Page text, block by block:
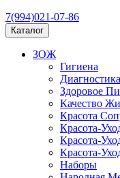
7(994)021-07-86
Каталог
ЗОЖ
Гигиена
Диагностика
Здоровое
Качество
Красота
Красота-
Красота-
Красота-
Наборы